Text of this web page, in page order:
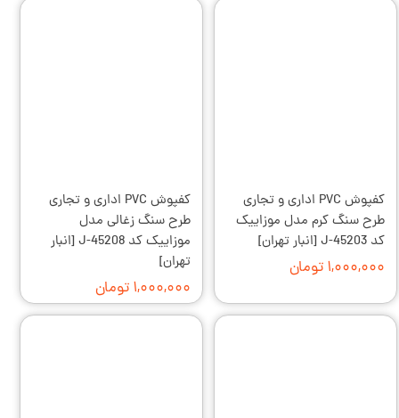
کفپوش PVC اداری و تجاری
طرح سنگ کرم مدل موزاییک
کد J-45203 [انبار تهران]
۱,۰۰۰,۰۰۰ تومان
کفپوش PVC اداری و تجاری
طرح سنگ زغالی مدل
موزاییک کد J-45208 [انبار
تهران]
۱,۰۰۰,۰۰۰ تومان